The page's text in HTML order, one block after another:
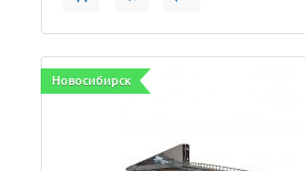
Новосибирск